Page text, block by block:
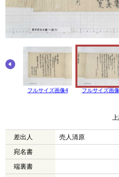
フルサイズ画像4 フルサイズ画
差出人
売人清原
宛名書
端裏書